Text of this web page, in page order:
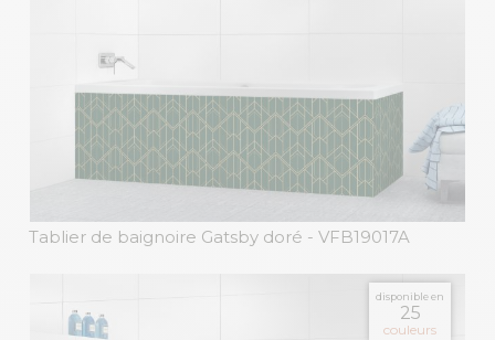
Tablier de baignoire Gatsby doré - VFB19017A
disponible en
25
couleurs